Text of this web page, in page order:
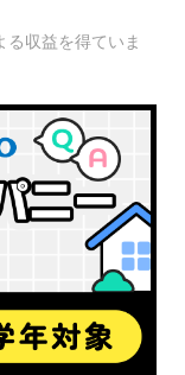
収益を得ていま